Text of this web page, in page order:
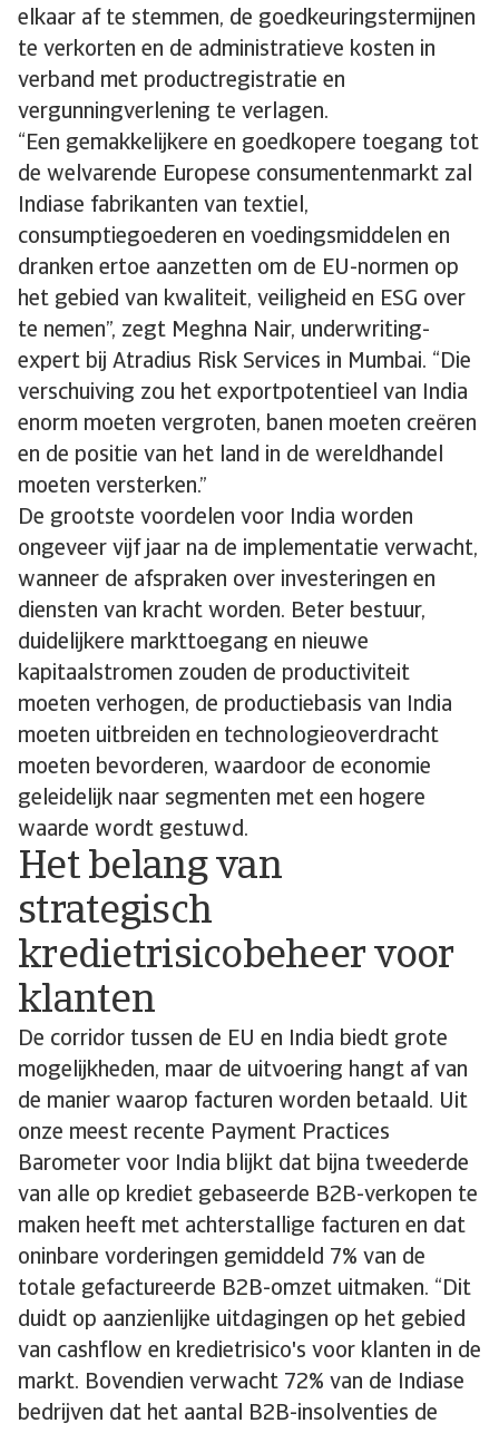
elkaar af te stemmen, de goedkeuringstermijnen
te verkorten en de administratieve kosten in
verband met productregistratie en
vergunningverlening te verlagen.
“Een gemakkelijkere en goedkopere toegang tot
de welvarende Europese consumentenmarkt zal
Indiase fabrikanten van textiel,
consumptiegoederen en voedingsmiddelen en
dranken ertoe aanzetten om de EU-normen op
het gebied van kwaliteit, veiligheid en ESG over
te nemen”, zegt Meghna Nair, underwriting-
expert bij Atradius Risk Services in Mumbai. “Die
verschuiving zou het exportpotentieel van India
enorm moeten vergroten, banen moeten creëren
en de positie van het land in de wereldhandel
moeten versterken.”
De grootste voordelen voor India worden
ongeveer vijf jaar na de implementatie verwacht,
wanneer de afspraken over investeringen en
diensten van kracht worden. Beter bestuur,
duidelijkere markttoegang en nieuwe
kapitaalstromen zouden de productiviteit
moeten verhogen, de productiebasis van India
moeten uitbreiden en technologieoverdracht
moeten bevorderen, waardoor de economie
geleidelijk naar segmenten met een hogere
waarde wordt gestuwd.
Het belang van
strategisch
kredietrisicobeheer voor
klanten
De corridor tussen de EU en India biedt grote
mogelijkheden, maar de uitvoering hangt af van
de manier waarop facturen worden betaald. Uit
onze meest recente Payment Practices
Barometer voor India blijkt dat bijna tweederde
van alle op krediet gebaseerde B2B-verkopen te
maken heeft met achterstallige facturen en dat
oninbare vorderingen gemiddeld 7% van de
totale gefactureerde B2B-omzet uitmaken. “Dit
duidt op aanzienlijke uitdagingen op het gebied
van cashflow en kredietrisico's voor klanten in de
markt. Bovendien verwacht 72% van de Indiase
bedrijven dat het aantal B2B-insolventies de